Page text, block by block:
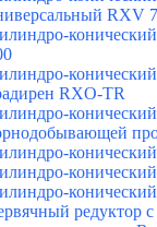
RXV
конический
RXO-TR
конический
редуктор